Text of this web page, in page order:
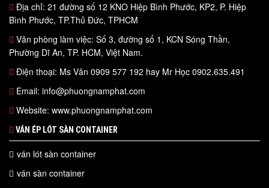
Địa chỉ: 21 đường số 12 KNO Hiệp Bình Phước, KP2, P. Hiệp
Bình Phước, TP.Thủ Đức, TPHCM
Văn phòng làm việc: Số 3, đường số 1, KCN Sóng Thần,
Phường Dĩ An, TP. HCM, Việt Nam.
Điện thoại: Ms Vân 0909 577 192 hay Mr Học 0902.635.491
Email: info@phuongnamphat.com
Website: www.phuongnamphat.com
VÁN ÉP LÓT SÀN CONTAINER
ván lót sàn container
ván sàn container